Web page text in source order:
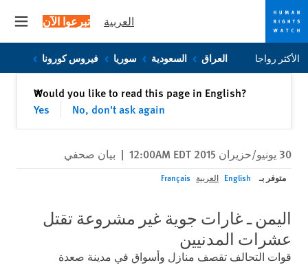
Skip
to
Skip
to
العربية تبرعوا الآن
الأكثر رواجا العراق السعودية سوريا فيروس كورونا
Would you like to read this page in English?
Yes
No, don't ask again
✕إغلاق
30 يونيو/حزيران 2015 12:00AM EDT | بيان صحفي
متوفر بـ English العربية Français
اليمن ـ غارات جوية غير مشروعة تقتل
عشرات المدنيين
قوات التحالف تقصف منازل وأسواق في مدينة صعدة